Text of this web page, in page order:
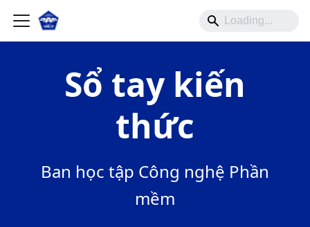
Sổ tay kiến
thức
Ban học tập Công nghệ Phần
mềm